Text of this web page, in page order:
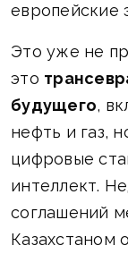
европейские
Это уже не
это
будущего,
нефть и газ,
цифровые
интеллект.
соглашений
Казахстаном